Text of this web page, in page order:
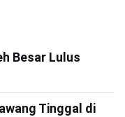
Besar Lulus
Tinggal di